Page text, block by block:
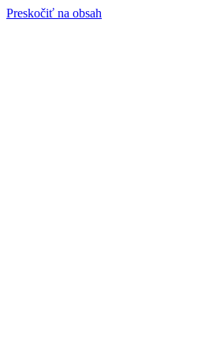
Preskočiť na obsah